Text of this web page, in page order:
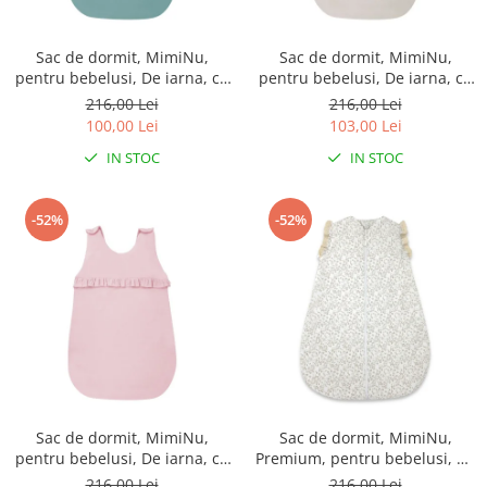
Sac de dormit, MimiNu,
pentru bebelusi, De iarna, cu
volanase, din bumbac, cu
fermoar lateral, cu capse pe
umar, 70 cm, 0 - 6 luni, 2.5
Tog, Colectia Royal, Nepal
216,00 Lei
100,00 Lei
IN STOC
Sac de dormit, MimiNu,
pentru bebelusi, De iarna, cu
volanase, din bumbac, cu
fermoar lateral, cu capse pe
umar, 70 cm, 0 - 6 luni, 2.5
Tog, Colectia Royal, Beige
216,00 Lei
103,00 Lei
IN STOC
-52%
Sac de dormit, MimiNu,
pentru bebelusi, De iarna, cu
volanase, din bumbac, cu
-52%
Sac de dormit, MimiNu,
Premium, pentru bebelusi, De
iarna, din bumbac, cu dantela